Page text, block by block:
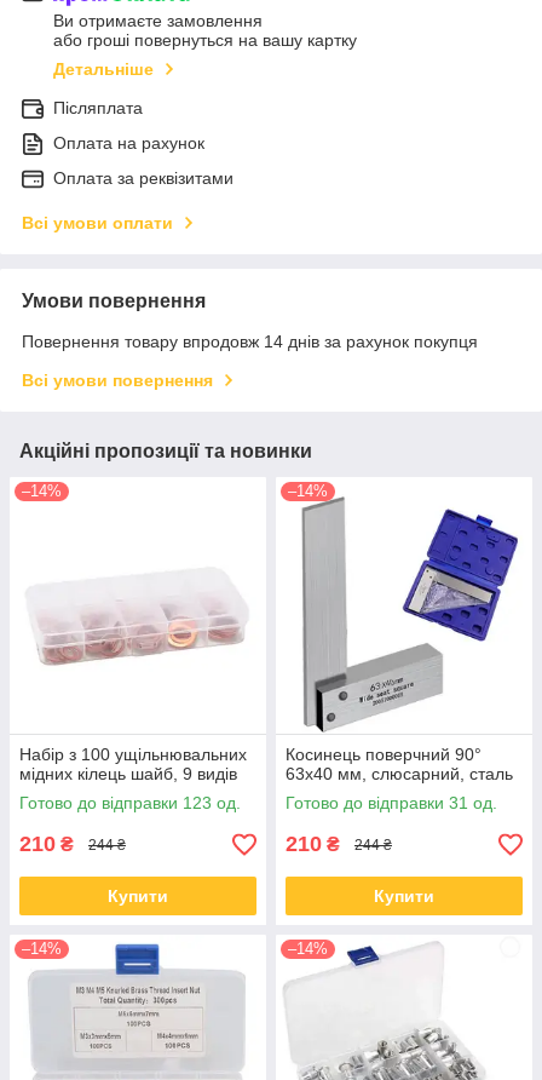
Ви отримаєте замовлення
або гроші повернуться на вашу картку
Детальніше
Післяплата
Оплата на рахунок
Оплата за реквізитами
Всі умови оплати
Умови повернення
Повернення товару впродовж 14 днів за рахунок покупця
Всі умови повернення
Акційні пропозиції та новинки
–14%
Набір з 100 ущільнювальних
мідних кілець шайб, 9 видів
Готово до відправки 123 од.
210 ₴ 244 ₴
Купити
–14%
Косинець поверчний 90°
63x40 мм, слюсарний, сталь
Готово до відправки 31 од.
210 ₴ 244 ₴
Купити
–14% –14%